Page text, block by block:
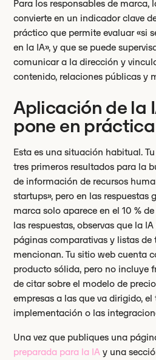
Para los responsables de marca,
convierte en un indicador clave
práctico que permite evaluar «si
en la IA», y que se puede
comunicar a la dirección y
contenido, relaciones públicas y
Aplicación de la
pone en práctica
Esta es una situación habitual.
tres primeros resultados para la
de información de recursos
startups», pero en las respuestas
marca solo aparece en el 10 %
las respuestas, observas que la
páginas comparativas y listas de
mencionan. Tu sitio web cuenta
producto sólida, pero no incluye
de citar sobre el modelo de
empresas a las que va dirigido,
implementación o las
Una vez que publiques una
preparada para la IA y una